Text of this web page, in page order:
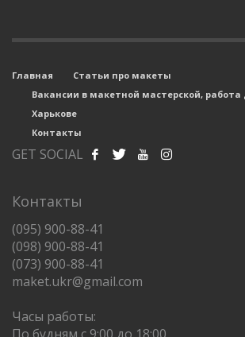
Главная
Статьи про макеты
Вакансии в макетной мастерской, работа
Харькове
Контакты
GET SOCIAL
Контакты
(095) 900-88-41
(098) 900-88-41
(073) 900-88-41
maket.ukr@gmail.com
Часы работы: